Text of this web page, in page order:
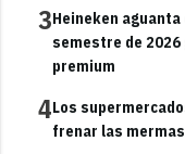
3Heineken
semestre de 2026
premium
4Los
frenar las